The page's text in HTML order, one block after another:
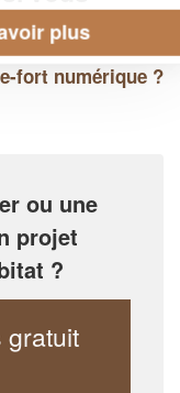
fort numérique ?
ou une
projet
?
gratuit
plus